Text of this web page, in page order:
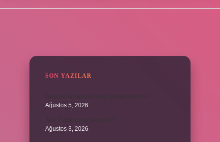
SON YAZILAR
Avarlardan sonra hangi devlet kuruldu ?
Ağustos 5, 2026
Ağustos 3, 2026